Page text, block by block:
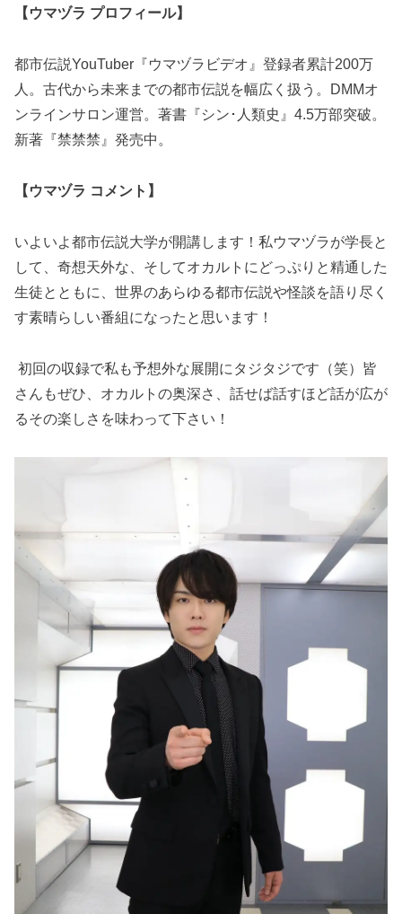
【ウマヅラ プロフィール】
都市伝説YouTuber『ウマヅラビデオ』登録者累計200万
人。古代から未来までの都市伝説を幅広く扱う。DMMオ
ンラインサロン運営。著書『シン･人類史』4.5万部突破。
新著『禁禁禁』発売中。
【ウマヅラ コメント】
いよいよ都市伝説大学が開講します！私ウマヅラが学長と
して、奇想天外な、そしてオカルトにどっぷりと精通した
生徒とともに、世界のあらゆる都市伝説や怪談を語り尽く
す素晴らしい番組になったと思います！
初回の収録で私も予想外な展開にタジタジです（笑）皆
さんもぜひ、オカルトの奥深さ、話せば話すほど話が広が
るその楽しさを味わって下さい！